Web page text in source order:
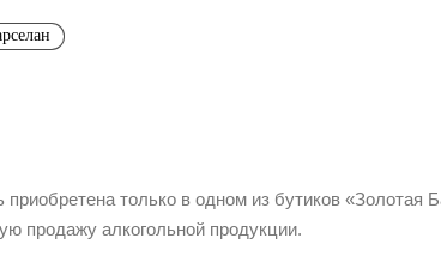
только в одном из бутиков «Золотая
продажу алкогольной продукции.